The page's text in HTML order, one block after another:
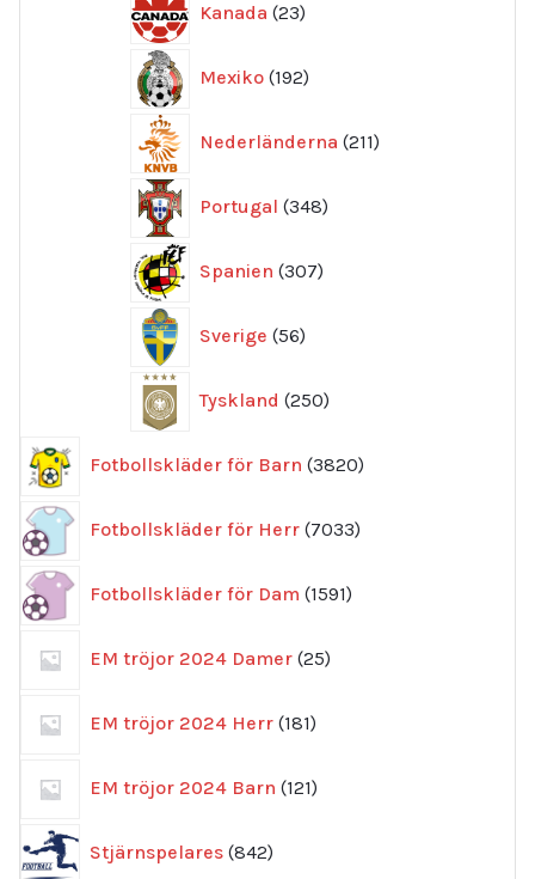
Kanada 23
produkter
Mexiko 192
produkter
Nederländerna 211
produkter
Portugal 348
produkter
Spanien 307
produkter
Sverige 56
produkter
Tyskland 250
produkter
Fotbollskläder för Barn 3820
produkter
Fotbollskläder för Herr 7033
produkter
Fotbollskläder för Dam 1591
produkter
EM tröjor 2024 Damer 25
produkter
EM tröjor 2024 Herr 181
produkter
EM tröjor 2024 Barn 121
produkter
Stjärnspelares 842
produkter